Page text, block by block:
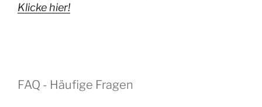
Klicke hier!
FAQ - Häufige Fragen